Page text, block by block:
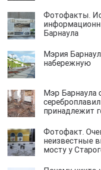
Фотофакты.
Барнаула
Мэрия
набережную
Мэр Барнаула
принадлежит
Фотофакт.
неизвестные
мосту у